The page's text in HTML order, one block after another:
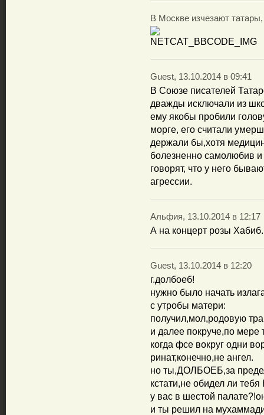
В Москве изчезают
Guest, 13.10.2014 в 09:41
В Союзе писателей
дважды исключали из
ему якобы пробили
морге, его считали
держали бы,хотя
болезненно самолюбив и
говорят, что у него
агрессии.
Альфия, 13.10.2014 в 12:17
А на концерт розы
Guest, 13.10.2014 в 12:20
г.долбоеб!
нужно было начать
с утробы матери:
получил,мол,родовую
и далее покруче,по мере
когда фсе вокруг одни
ринат,конечно,не ангел.
но ты,ДОЛБОЕБ,за
кстати,не обидел ли
у вас в шестой
и ты решил на